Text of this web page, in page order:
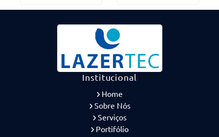
Institucional
Home
Sobre Nós
Serviços
Portifólio